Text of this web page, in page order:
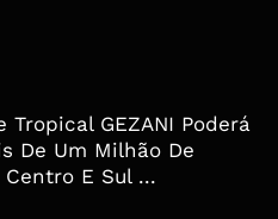
Tropical GEZANI Poderá
De Um Milhão De
Centro E Sul ...